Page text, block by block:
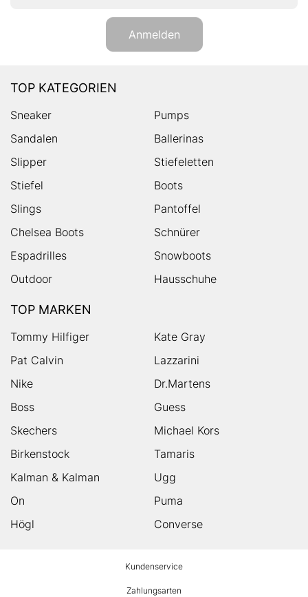
Anmelden
TOP KATEGORIEN
Sneaker
Pumps
Sandalen
Ballerinas
Slipper
Stiefeletten
Stiefel
Boots
Slings
Pantoffel
Chelsea Boots
Schnürer
Espadrilles
Snowboots
Outdoor
Hausschuhe
TOP MARKEN
Tommy Hilfiger
Kate Gray
Pat Calvin
Lazzarini
Nike
Dr.Martens
Boss
Guess
Skechers
Michael Kors
Birkenstock
Tamaris
Kalman & Kalman
Ugg
On
Puma
Högl
Converse
Kundenservice
Zahlungsarten